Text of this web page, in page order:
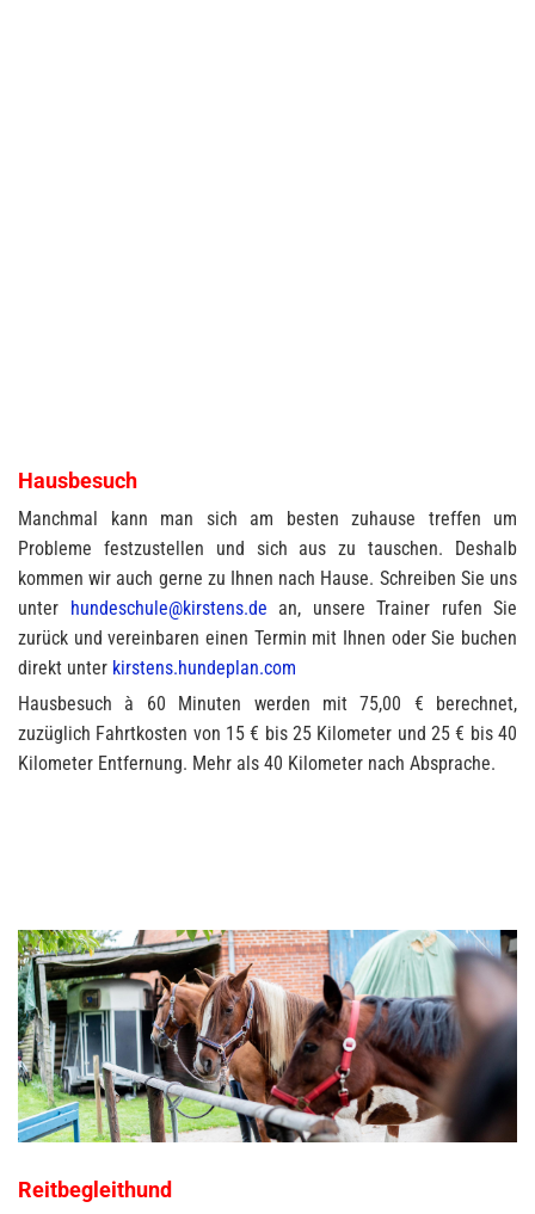
Hausbesuch
Manchmal kann man sich am besten zuhause treffen um
Probleme festzustellen und sich aus zu tauschen. Deshalb
kommen wir auch gerne zu Ihnen nach Hause. Schreiben Sie uns
unter
hundeschule@kirstens.de an, unsere Trainer rufen Sie
zurück und vereinbaren einen Termin mit Ihnen oder Sie buchen
direkt unter kirstens.hundeplan.com
Hausbesuch à 60 Minuten werden mit 75,00 € berechnet,
zuzüglich Fahrtkosten von 15 € bis 25 Kilometer und 25 € bis 40
Kilometer Entfernung. Mehr als 40 Kilometer nach Absprache.
Reitbegleithund